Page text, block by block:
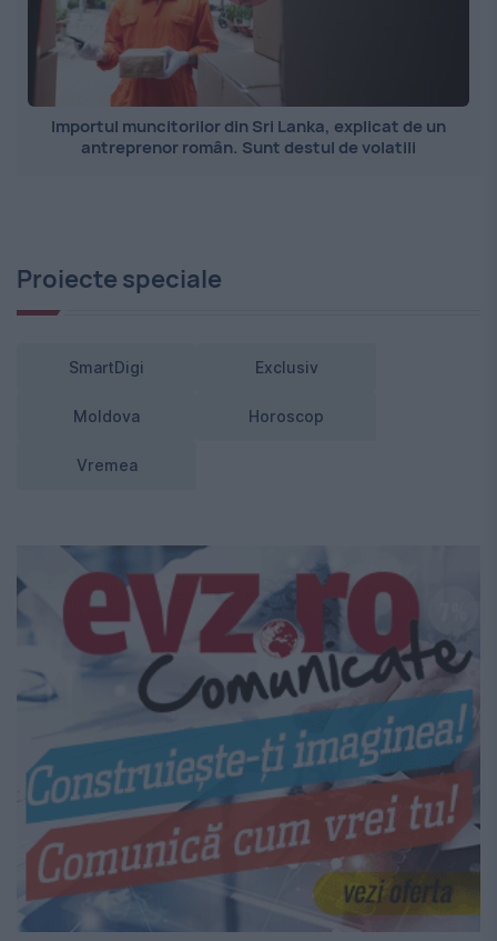
Importul muncitorilor din Sri Lanka, explicat de un
antreprenor român. Sunt destul de volatili
Proiecte speciale
SmartDigi Exclusiv
Moldova Horoscop
Vremea